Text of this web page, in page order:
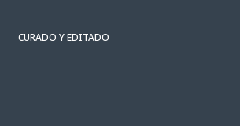
CURADO Y EDITADO